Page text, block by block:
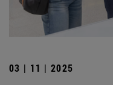
03 | 11 | 2025